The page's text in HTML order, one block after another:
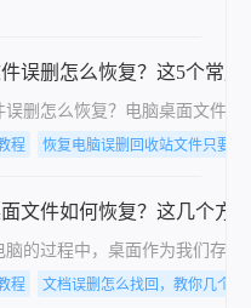
误删怎么恢复？这5个常用
误删怎么恢复？​电脑桌面文件
程 恢复电脑误删回收站文件只要这
文件如何恢复？这几个方
脑的过程中，桌面作为我们存
程 文档误删怎么找回，教你几个方